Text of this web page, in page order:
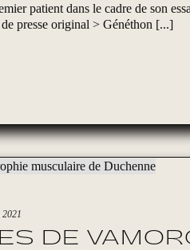
patient dans le cadre de son
presse original > Généthon [...]
DE